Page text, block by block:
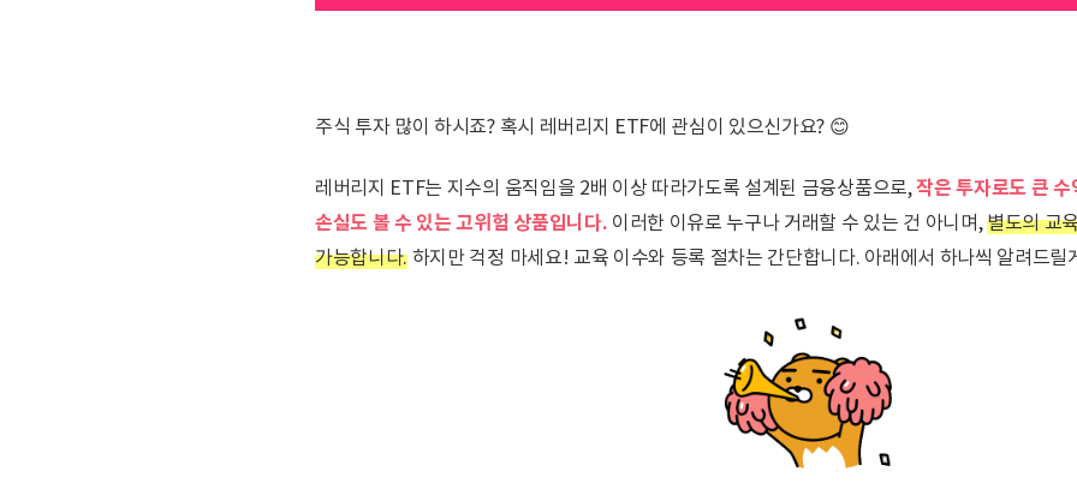
주식 투자 많이 하시죠? 혹시 레버리지 ETF에 관심이 있으신가요? 😊
레버리지 ETF는 지수의 움직임을 2배 이상 따라가도록 설계된 금융상품으로,작은 투자로도 큰
손실도 볼 수 있는 고위험 상품입니다. 이러한 이유로 누구나 거래할 수 있는 건 아니며,별도의 교
가능합니다. 하지만 걱정 마세요! 교육 이수와 등록 절차는 간단합니다. 아래에서 하나씩 알려드릴